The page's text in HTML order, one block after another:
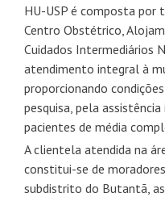
HU-USP é composta por
Centro Obstétrico,
Cuidados Intermediários
atendimento integral à
proporcionando
pesquisa, pela
pacientes de média
A clientela atendida na
constitui-se de
subdistrito do Butantã,